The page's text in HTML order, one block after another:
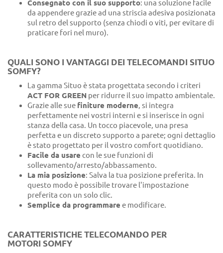
Consegnato con il suo supporto: una soluzione facile
da appendere grazie ad una striscia adesiva posizionata
sul retro del supporto (senza chiodi o viti, per evitare di
praticare fori nel muro).
QUALI SONO I VANTAGGI DEI TELECOMANDI SITUO
SOMFY?
La gamma Situo è stata progettata secondo i criteri
ACT FOR GREEN per ridurre il suo impatto ambientale.
Grazie alle sue finiture moderne, si integra
perfettamente nei vostri interni e si inserisce in ogni
stanza della casa. Un tocco piacevole, una presa
perfetta e un discreto supporto a parete; ogni dettaglio
è stato progettato per il vostro comfort quotidiano.
Facile da usare con le sue funzioni di
sollevamento/arresto/abbassamento.
La mia posizione: Salva la tua posizione preferita. In
questo modo è possibile trovare l'impostazione
preferita con un solo clic.
Semplice da programmare e modificare.
CARATTERISTICHE TELECOMANDO PER
MOTORI SOMFY